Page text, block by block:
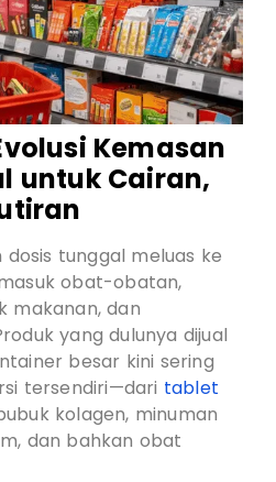
Kemasan
untuk Cairan,
tunggal meluas ke
obat-obatan,
makanan, dan
yang dulunya dijual
besar kini sering
tersendiri—dari tablet
kolagen, minuman
dan bahkan obat